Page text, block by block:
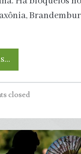
de
Alemanha
closed